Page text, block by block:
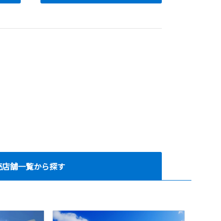
舗一覧から探す